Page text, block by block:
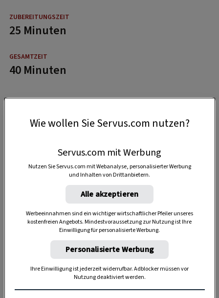
25 Minuten
40 Minuten
Anzeige
Wie wollen Sie Servus.com nutzen?
Servus.com mit Werbung
Nutzen Sie Servus.com mit Webanalyse, personalisierter Werbung
und Inhalten von Drittanbietern.
Alle akzeptieren
Werbeeinnahmen sind ein wichtiger wirtschaftlicher Pfeiler unseres
kostenfreien Angebots. Mindestvoraussetzung zur Nutzung ist Ihre
Einwilligung für personalisierte Werbung.
Personalisierte Werbung
Ihre Einwilligung ist jederzeit widerrufbar. Adblocker müssen vor
Nutzung deaktiviert werden.